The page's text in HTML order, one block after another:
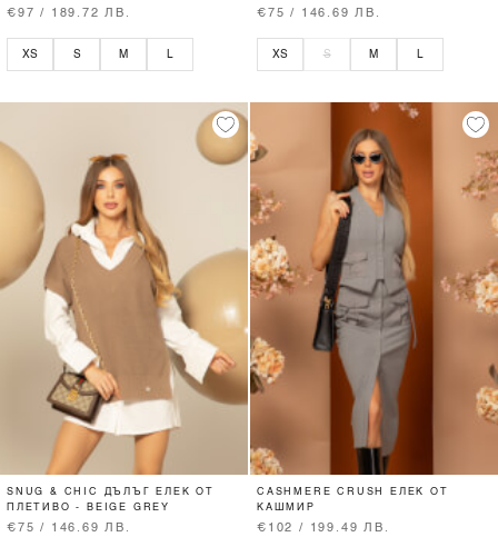
€97 / 189.72 ЛВ.
XS S M L
€75 / 146.69 ЛВ.
XS S M L
SNUG & CHIC ДЪЛЪГ ЕЛЕК ОТ
ПЛЕТИВО - BEIGE GREY
€75 / 146.69 ЛВ.
CASHMERE CRUSH ЕЛЕК ОТ
КАШМИР
€102 / 199.49 ЛВ.